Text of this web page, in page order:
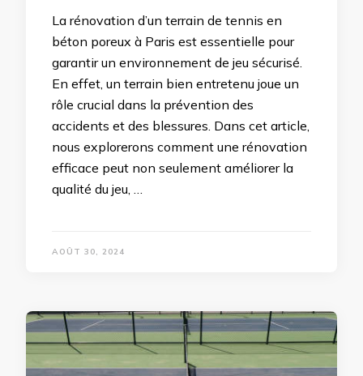
La rénovation d’un terrain de tennis en
béton poreux à Paris est essentielle pour
garantir un environnement de jeu sécurisé.
En effet, un terrain bien entretenu joue un
rôle crucial dans la prévention des
accidents et des blessures. Dans cet article,
nous explorerons comment une rénovation
efficace peut non seulement améliorer la
qualité du jeu, …
AOÛT 30, 2024